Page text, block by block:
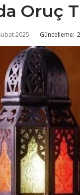
Oruç
2025 Güncelleme: